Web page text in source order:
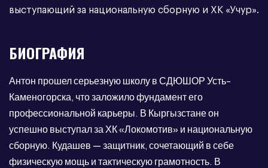
выступающий за национальную сборную и ХК «Учур».
БИОГРАФИЯ
Антон прошел серьезную школу в СДЮШОР Усть-
Каменогорска, что заложило фундамент его
профессиональной карьеры. В Кыргызстане он
успешно выступал за ХК «Локомотив» и национальную
сборную. Кудашев — защитник, сочетающий в себе
физическую мощь и тактическую грамотность. В